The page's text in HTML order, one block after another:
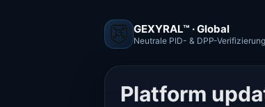
GEXYRAL™ · Global
Neutrale PID- & DPP-
Platform